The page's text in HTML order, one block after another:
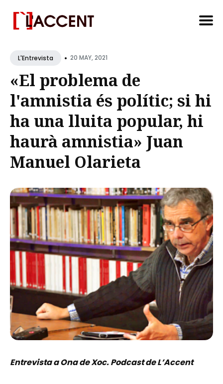
forL'Entrevista • 20 MAY, 2021
«El problema de
l'amnistia és polític; si hi
ha una lluita popular, hi
haurà amnistia» Juan
Manuel Olarieta
Entrevista a Ona de Xoc. Podcast de L’Accent